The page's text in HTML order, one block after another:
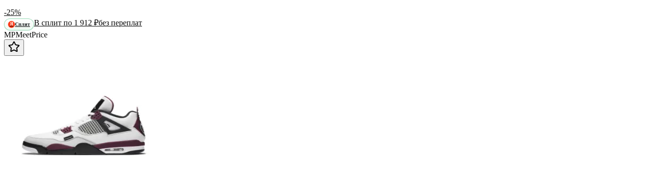
-25%
Я Сплит В сплит по 1 912 ₽без переплат
MPMeetPrice